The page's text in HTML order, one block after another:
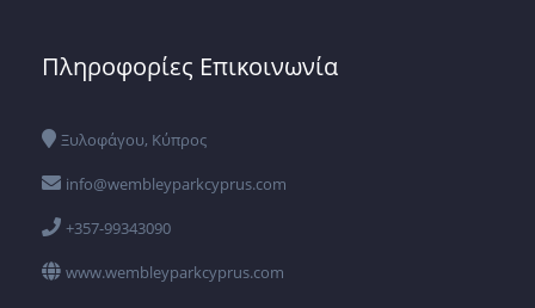
Πληροφορίες Επικοινωνία
Ξυλοφάγου, Κύπρος
info@wembleyparkcyprus.com
+357-99343090
www.wembleyparkcyprus.com